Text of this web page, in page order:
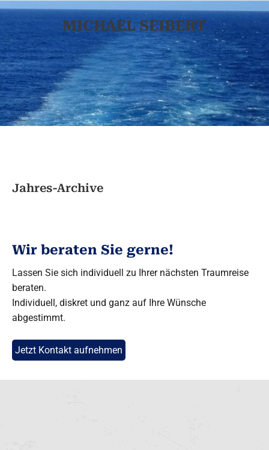
MICHAEL SEIBERT
Jahres-Archive
Wir beraten Sie gerne!
Lassen Sie sich individuell zu Ihrer nächsten Traumreise
beraten.
Individuell, diskret und ganz auf Ihre Wünsche
abgestimmt.
Jetzt Kontakt aufnehmen